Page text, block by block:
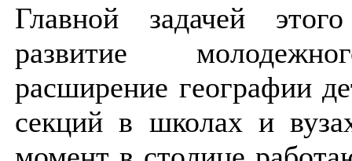
Главной задачей
развитие
расширение географии
секций в школах и